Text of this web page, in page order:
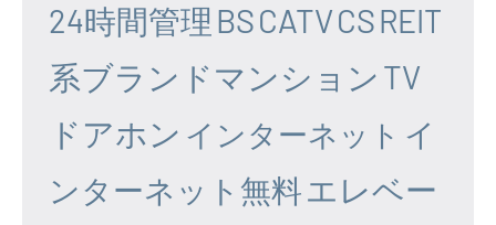
24時間管理 BSCATVCSREIT
系ブランドマンション TV
ドアホン インターネット イ
ンターネット無料エレベー